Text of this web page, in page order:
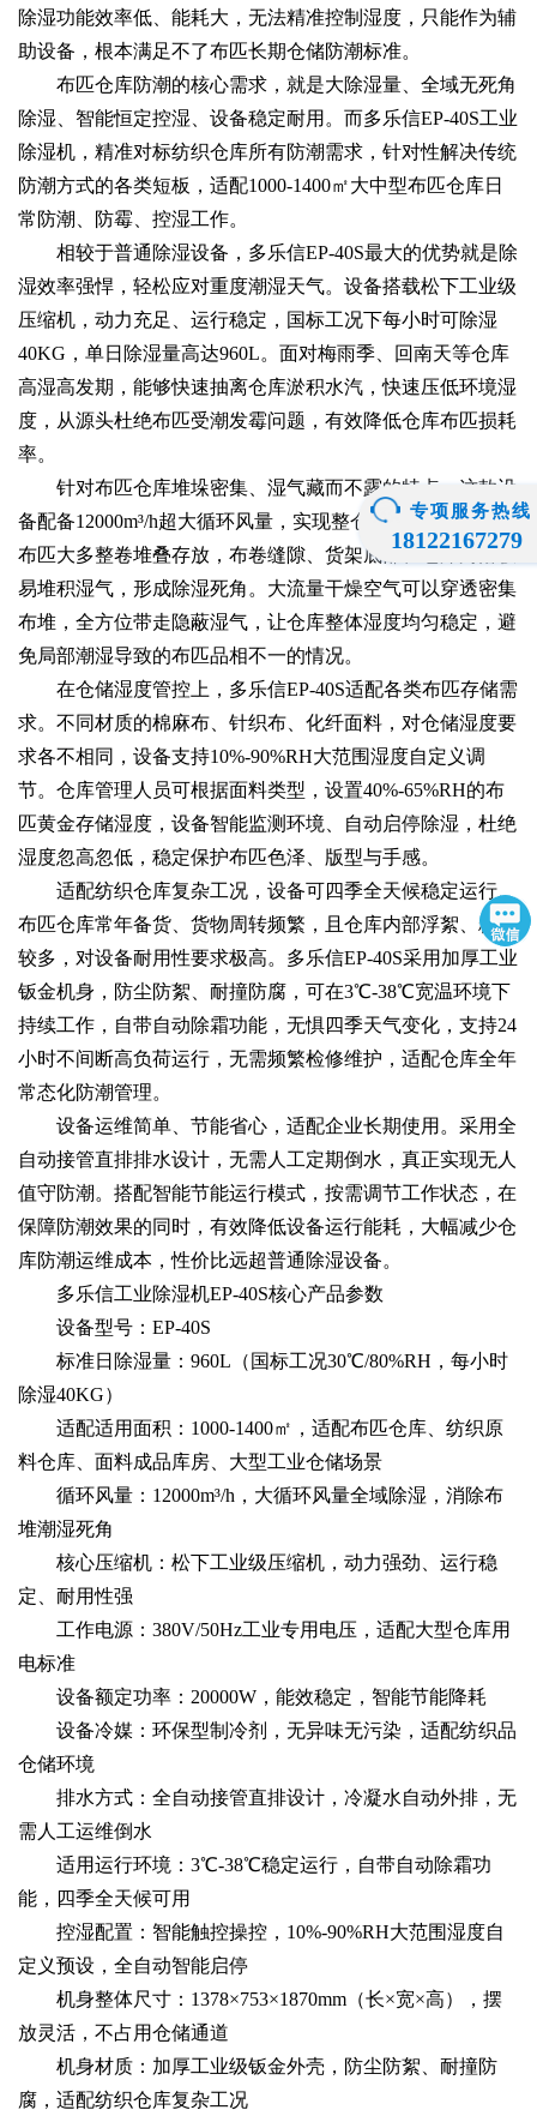
除湿功能效率低、能耗大，无法精准控制湿度，只能作为辅
助设备，根本满足不了布匹长期仓储防潮标准。
布匹仓库防潮的核心需求，就是大除湿量、全域无死角
除湿、智能恒定控湿、设备稳定耐用。而多乐信EP-40S工业
除湿机，精准对标纺织仓库所有防潮需求，针对性解决传统
防潮方式的各类短板，适配1000-1400㎡大中型布匹仓库日
常防潮、防霉、控湿工作。
相较于普通除湿设备，多乐信EP-40S最大的优势就是除
湿效率强悍，轻松应对重度潮湿天气。设备搭载松下工业级
压缩机，动力充足、运行稳定，国标工况下每小时可除湿
40KG，单日除湿量高达960L。面对梅雨季、回南天等仓库
高湿高发期，能够快速抽离仓库淤积水汽，快速压低环境湿
度，从源头杜绝布匹受潮发霉问题，有效降低仓库布匹损耗
率。
针对布匹仓库堆垛密集、湿气藏而不露的特点，这款设
备配备12000m³/h超大循环风量，实现整仓空气循环除湿。
布匹大多整卷堆叠存放，布卷缝隙、货架底部、仓库角落极
易堆积湿气，形成除湿死角。大流量干燥空气可以穿透密集
布堆，全方位带走隐蔽湿气，让仓库整体湿度均匀稳定，避
免局部潮湿导致的布匹品相不一的情况。
在仓储湿度管控上，多乐信EP-40S适配各类布匹存储需
求。不同材质的棉麻布、针织布、化纤面料，对仓储湿度要
求各不相同，设备支持10%-90%RH大范围湿度自定义调
节。仓库管理人员可根据面料类型，设置40%-65%RH的布
匹黄金存储湿度，设备智能监测环境、自动启停除湿，杜绝
湿度忽高忽低，稳定保护布匹色泽、版型与手感。
适配纺织仓库复杂工况，设备可四季全天候稳定运行。
布匹仓库常年备货、货物周转频繁，且仓库内部浮絮、粉尘
较多，对设备耐用性要求极高。多乐信EP-40S采用加厚工业
钣金机身，防尘防絮、耐撞防腐，可在3℃-38℃宽温环境下
持续工作，自带自动除霜功能，无惧四季天气变化，支持24
小时不间断高负荷运行，无需频繁检修维护，适配仓库全年
常态化防潮管理。
设备运维简单、节能省心，适配企业长期使用。采用全
自动接管直排排水设计，无需人工定期倒水，真正实现无人
值守防潮。搭配智能节能运行模式，按需调节工作状态，在
保障防潮效果的同时，有效降低设备运行能耗，大幅减少仓
库防潮运维成本，性价比远超普通除湿设备。
多乐信工业除湿机EP-40S核心产品参数
设备型号：EP-40S
标准日除湿量：960L（国标工况30℃/80%RH，每小时
除湿40KG）
适配适用面积：1000-1400㎡，适配布匹仓库、纺织原
料仓库、面料成品库房、大型工业仓储场景
循环风量：12000m³/h，大循环风量全域除湿，消除布
堆潮湿死角
核心压缩机：松下工业级压缩机，动力强劲、运行稳
定、耐用性强
工作电源：380V/50Hz工业专用电压，适配大型仓库用
电标准
设备额定功率：20000W，能效稳定，智能节能降耗
设备冷媒：环保型制冷剂，无异味无污染，适配纺织品
仓储环境
排水方式：全自动接管直排设计，冷凝水自动外排，无
需人工运维倒水
适用运行环境：3℃-38℃稳定运行，自带自动除霜功
能，四季全天候可用
控湿配置：智能触控操控，10%-90%RH大范围湿度自
定义预设，全自动智能启停
机身整体尺寸：1378×753×1870mm（长×宽×高），摆
放灵活，不占用仓储通道
机身材质：加厚工业级钣金外壳，防尘防絮、耐撞防
腐，适配纺织仓库复杂工况
专项服务热线
18122167279